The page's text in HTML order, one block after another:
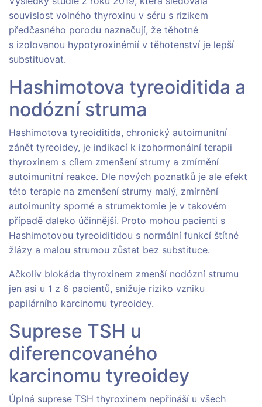
souvislost volného thyroxinu v séru s rizikem
předčasného porodu naznačují, že těhotné
s izolovanou hypotyroxinémií v těhotenství je lepší
substituovat.
Hashimotova tyreoiditida a
nodózní struma
Hashimotova tyreoiditida, chronický autoimunitní
zánět tyreoidey, je indikací k izohormonální terapii
thyroxinem s cílem zmenšení strumy a zmírnění
autoimunitní reakce. Dle nových poznatků je ale efekt
této terapie na zmenšení strumy malý, zmírnění
autoimunity sporné a strumektomie je v takovém
případě daleko účinnější. Proto mohou pacienti s
Hashimotovou tyreoiditidou s normální funkcí štítné
žlázy a malou strumou zůstat bez substituce.
Ačkoliv blokáda thyroxinem zmenší nodózní strumu
jen asi u 1 z 6 pacientů, snižuje riziko vzniku
papilárního karcinomu tyreoidey.
Suprese TSH u
diferencovaného
karcinomu tyreoidey
Úplná suprese TSH thyroxinem nepřináší u všech